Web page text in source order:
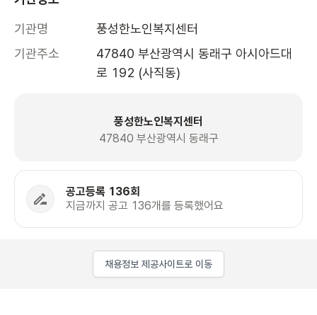
기관명
풍성한노인복지센터
기관주소
47840 부산광역시 동래구 아시아드대
로 192 (사직동)
풍성한노인복지센터
47840 부산광역시 동래구
공고등록 136회
지금까지 공고 136개를 등록했어요
채용정보 제공사이트로 이동